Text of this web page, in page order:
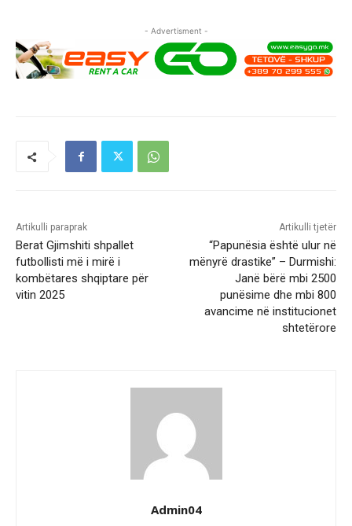
- Advertisment -
Artikulli paraprak
Berat Gjimshiti shpallet
futbollisti më i mirë i
kombëtares shqiptare për
vitin 2025
Artikulli tjetër
“Papunësia është ulur në
mënyrë drastike” – Durmishi:
Janë bërë mbi 2500
punësime dhe mbi 800
avancime në institucionet
shtetërore
Admin04